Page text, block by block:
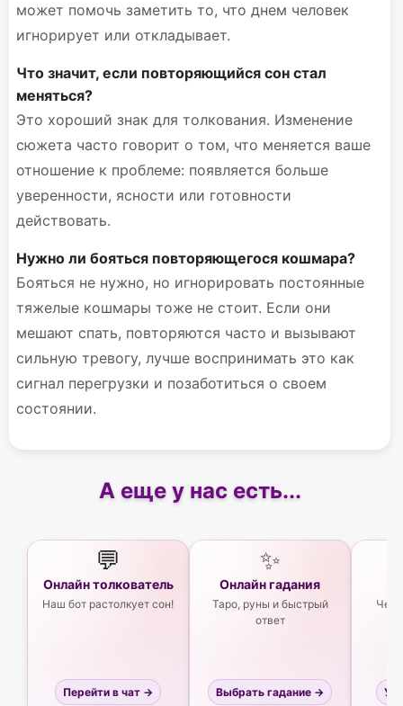
может помочь заметить то, что днем человек
игнорирует или откладывает.
Что значит, если повторяющийся сон стал
меняться?
Это хороший знак для толкования. Изменение
сюжета часто говорит о том, что меняется ваше
отношение к проблеме: появляется больше
уверенности, ясности или готовности
действовать.
Нужно ли бояться повторяющегося кошмара?
Бояться не нужно, но игнорировать постоянные
тяжелые кошмары тоже не стоит. Если они
мешают спать, повторяются часто и вызывают
сильную тревогу, лучше воспринимать это как
сигнал перегрузки и позаботиться о своем
состоянии.
А еще у нас есть...
💬
Онлайн толкователь
Наш бот растолкует сон!
Перейти в чат →
✨
Онлайн гадания
Таро, руны и быстрый
ответ
Выбрать гадание →